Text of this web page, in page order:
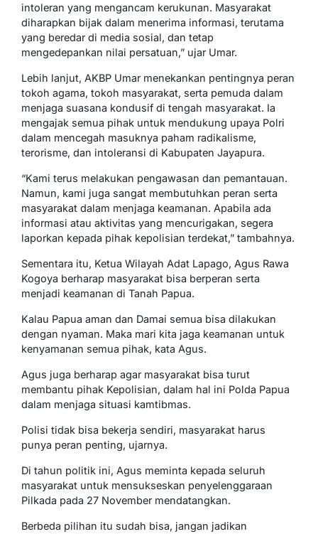
intoleran yang mengancam kerukunan. Masyarakat
diharapkan bijak dalam menerima informasi, terutama
yang beredar di media sosial, dan tetap
mengedepankan nilai persatuan,” ujar Umar.
Lebih lanjut, AKBP Umar menekankan pentingnya peran
tokoh agama, tokoh masyarakat, serta pemuda dalam
menjaga suasana kondusif di tengah masyarakat. Ia
mengajak semua pihak untuk mendukung upaya Polri
dalam mencegah masuknya paham radikalisme,
terorisme, dan intoleransi di Kabupaten Jayapura.
“Kami terus melakukan pengawasan dan pemantauan.
Namun, kami juga sangat membutuhkan peran serta
masyarakat dalam menjaga keamanan. Apabila ada
informasi atau aktivitas yang mencurigakan, segera
laporkan kepada pihak kepolisian terdekat,” tambahnya.
Sementara itu, Ketua Wilayah Adat Lapago, Agus Rawa
Kogoya berharap masyarakat bisa berperan serta
menjadi keamanan di Tanah Papua.
Kalau Papua aman dan Damai semua bisa dilakukan
dengan nyaman. Maka mari kita jaga keamanan untuk
kenyamanan semua pihak, kata Agus.
Agus juga berharap agar masyarakat bisa turut
membantu pihak Kepolisian, dalam hal ini Polda Papua
dalam menjaga situasi kamtibmas.
Polisi tidak bisa bekerja sendiri, masyarakat harus
punya peran penting, ujarnya.
Di tahun politik ini, Agus meminta kepada seluruh
masyarakat untuk mensukseskan penyelenggaraan
Pilkada pada 27 November mendatangkan.
Berbeda pilihan itu sudah bisa, jangan jadikan